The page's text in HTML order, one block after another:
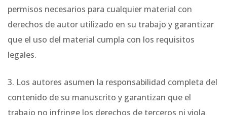
permisos necesarios para cualquier material con
derechos de autor utilizado en su trabajo y garantizar
que el uso del material cumpla con los requisitos
legales.
3. Los autores asumen la responsabilidad completa del
contenido de su manuscrito y garantizan que el
trabajo no infringe los derechos de terceros ni viola